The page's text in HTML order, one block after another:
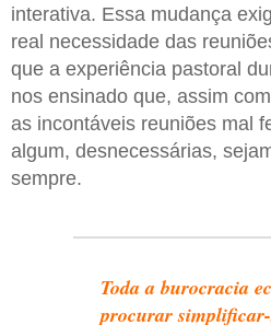
interativa. Essa mudança
real necessidade das
que a experiência pastoral
nos ensinado que, assim
as incontáveis reuniões mal
algum, desnecessárias,
sempre.
Toda a burocracia
procurar simplificar-